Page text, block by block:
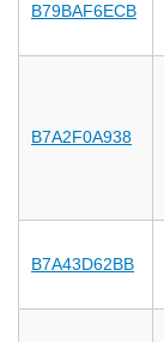
B79BAF6ECB
B7A2F0A938
B7A43D62BB